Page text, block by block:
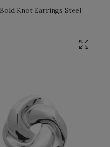
Bold Knot Earrings Steel